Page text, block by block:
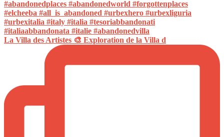
La Villa des Artistes 🎨 Exploration de la Villa d